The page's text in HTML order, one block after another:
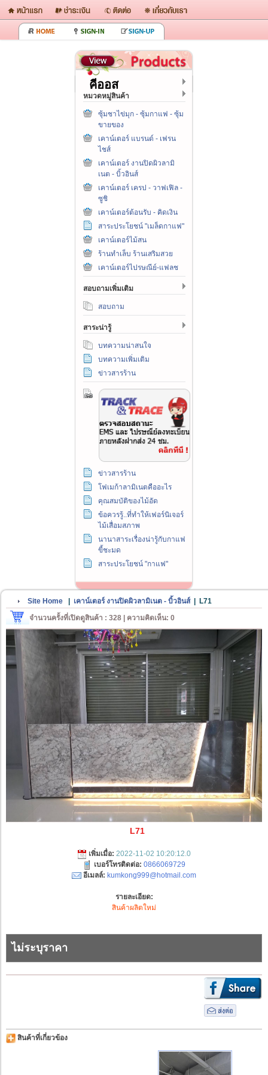
คีออส
หมวดหมู่สินค้า
ซุ้มชาไข่มุก - ซุ้มกาแฟ - ซุ้ม
ขายของ
เคาน์เตอร์ แบรนด์ - เฟรน
ไชส์
เคาน์เตอร์ งานปิดผิวลามิ
เนต - บิ้วอินส์
เคาน์เตอร์ เครป - วาฟเฟิล -
ซูชิ
เคาน์เตอร์ต้อนรับ - คิดเงิน
สาระประโยชน์ "เมล็ดกาแฟ"
เคาน์เตอร์ไม้สน
ร้านทำเล็บ ร้านเสริมสวย
เคาน์เตอร์ไปรษณีย์-แฟลช
สอบถามเพิ่มเติม
สอบถาม
สาระน่ารู้
บทความน่าสนใจ
บทความเพิ่มเติม
ข่าวสารร้าน
ข่าวสารร้าน
โฟเมก้าลามิเนตคืออะไร
คุณสมบัติของไม้อัด
ข้อควรรู้..ที่ทำให้เฟอร์นิเจอร์
ไม้เสื่อมสภาพ
นานาสาระเรื่องน่ารู้กับกาแฟ
ขี้ชะมด
สาระประโยชน์ "กาแฟ"
Site Home เคาน์เตอร์ งานปิดผิวลามิเนต - บิ้วอินส์|
L71
จำนวนครั้งที่เปิดดูสินค้า : 328 | ความคิดเห็น: 0
L71
เพิ่มเมื่อ: 2022-11-02 10:20:12.0
เบอร์โทรติดต่อ: 0866069729
อีเมลล์: kumkong999@hotmail.com
รายละเอียด:
สินค้าผลิตใหม่
ไม่ระบุราคา
สินค้าที่เกี่ยวข้อง